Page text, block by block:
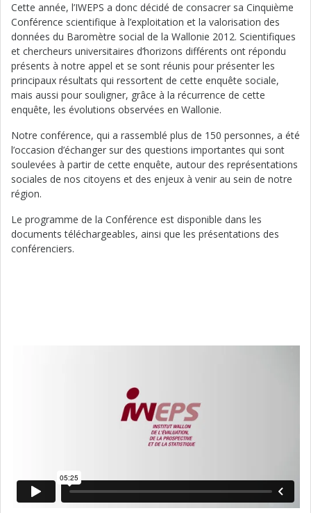
Cette année, l’IWEPS a donc décidé de consacrer sa Cinquième
Conférence scientifique à l’exploitation et la valorisation des
données du Baromètre social de la Wallonie 2012. Scientifiques
et chercheurs universitaires d’horizons différents ont répondu
présents à notre appel et se sont réunis pour présenter les
principaux résultats qui ressortent de cette enquête sociale,
mais aussi pour souligner, grâce à la récurrence de cette
enquête, les évolutions observées en Wallonie.
Notre conférence, qui a rassemblé plus de 150 personnes, a été
l’occasion d’échanger sur des questions importantes qui sont
soulevées à partir de cette enquête, autour des représentations
sociales de nos citoyens et des enjeux à venir au sein de notre
région.
Le programme de la Conférence est disponible dans les
documents téléchargeables, ainsi que les présentations des
conférenciers.